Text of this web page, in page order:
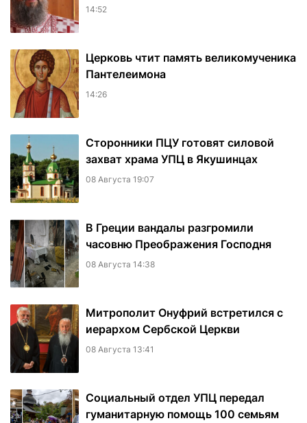
14:52
Церковь чтит память великомученика
Пантелеимона
14:26
Сторонники ПЦУ готовят силовой
захват храма УПЦ в Якушинцах
08 Августа 19:07
В Греции вандалы разгромили
часовню Преображения Господня
08 Августа 14:38
Митрополит Онуфрий встретился с
иерархом Сербской Церкви
08 Августа 13:41
Социальный отдел УПЦ передал
гуманитарную помощь 100 семьям